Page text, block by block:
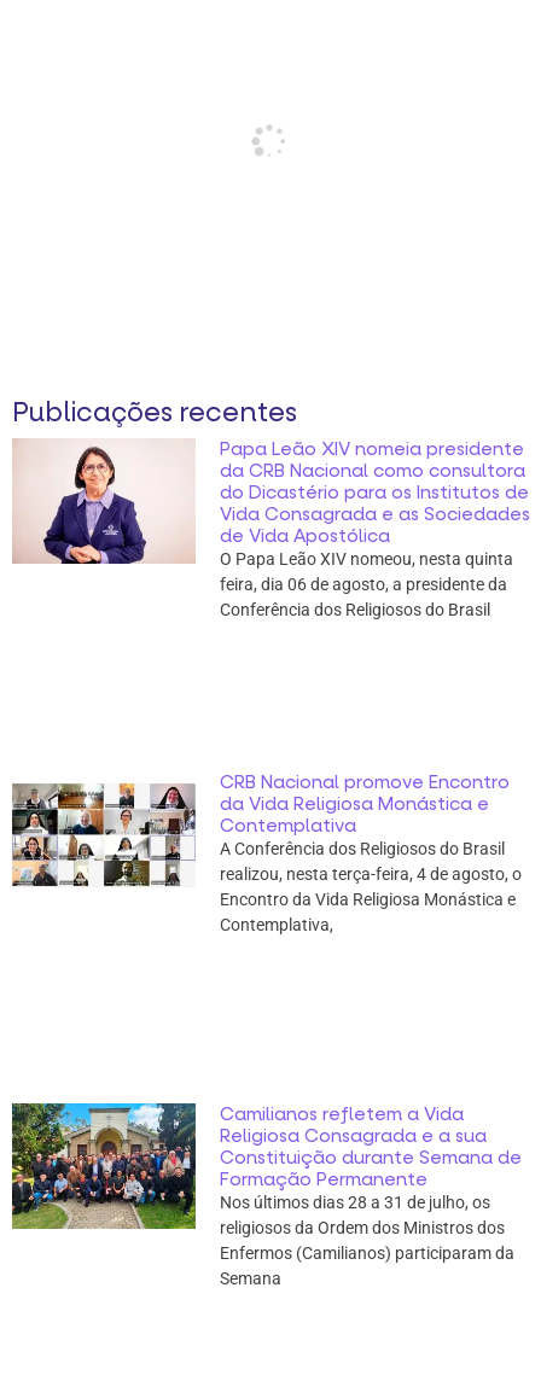
Publicações recentes
Papa Leão XIV nomeia presidente
da CRB Nacional como consultora
do Dicastério para os Institutos de
Vida Consagrada e as Sociedades
de Vida Apostólica
O Papa Leão XIV nomeou, nesta quinta
feira, dia 06 de agosto, a presidente da
Conferência dos Religiosos do Brasil
CRB Nacional promove Encontro
da Vida Religiosa Monástica e
Contemplativa
A Conferência dos Religiosos do Brasil
realizou, nesta terça-feira, 4 de agosto, o
Encontro da Vida Religiosa Monástica e
Contemplativa,
Camilianos refletem a Vida
Religiosa Consagrada e a sua
Constituição durante Semana de
Formação Permanente
Nos últimos dias 28 a 31 de julho, os
religiosos da Ordem dos Ministros dos
Enfermos (Camilianos) participaram da
Semana